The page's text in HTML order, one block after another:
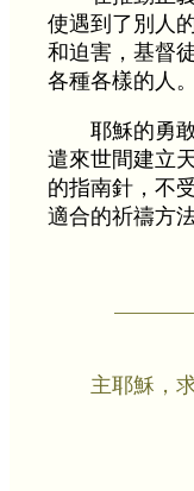
使遇到了別人
和迫害，基督
各種各樣的人。
耶穌的勇
遣來世間建立
的指南針，不
適合的祈禱方
主耶穌，